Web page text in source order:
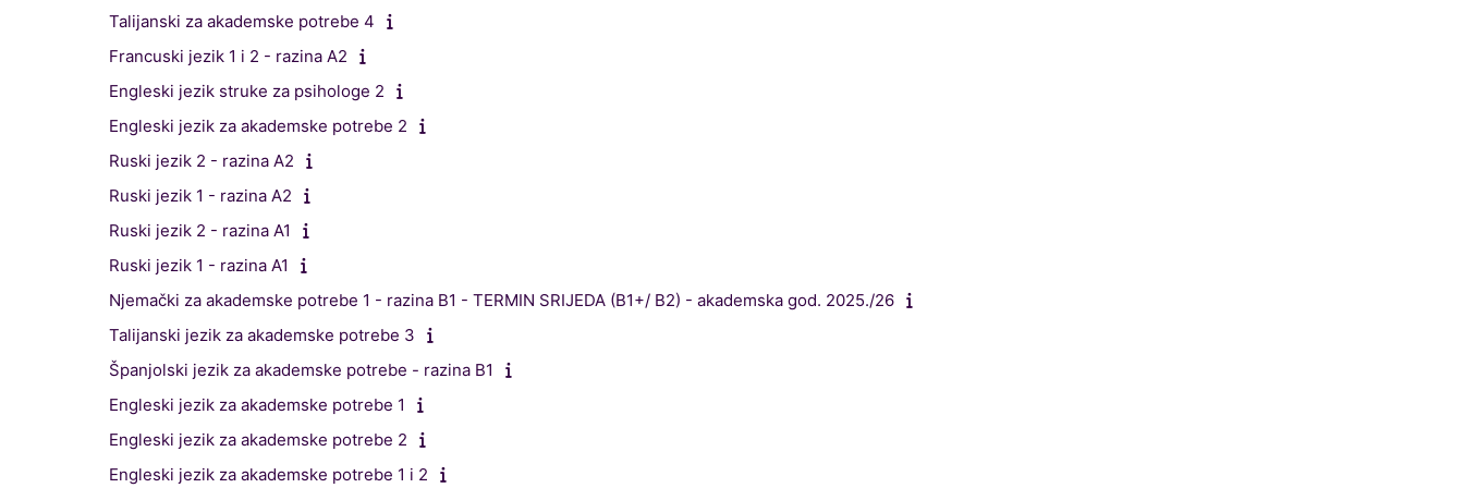
Talijanski za akademske potrebe 4
Francuski jezik 1 i 2 - razina A2
Engleski jezik struke za psihologe 2
Engleski jezik za akademske potrebe 2
Ruski jezik 2 - razina A2
Ruski jezik 1 - razina A2
Ruski jezik 2 - razina A1
Ruski jezik 1 - razina A1
Njemački za akademske potrebe 1 - razina B1 - TERMIN SRIJEDA (B1+/ B2) - akademska god. 2025./26
Talijanski jezik za akademske potrebe 3
Španjolski jezik za akademske potrebe - razina B1
Engleski jezik za akademske potrebe 1
Engleski jezik za akademske potrebe 2
Engleski jezik za akademske potrebe 1 i 2